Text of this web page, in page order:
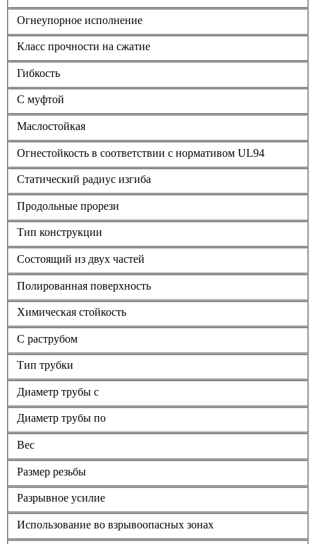
Огнеупорное исполнение
Класс прочности на сжатие
Гибкость
С муфтой
Маслостойкая
Огнестойкость в соответствии с нормативом UL94
Статический радиус изгиба
Продольные прорези
Тип конструкции
Состоящий из двух частей
Полированная поверхность
Химическая стойкость
С раструбом
Тип трубки
Диаметр трубы с
Диаметр трубы по
Вес
Размер резьбы
Разрывное усилие
Использование во взрывоопасных зонах